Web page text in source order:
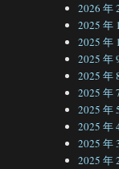
2026 年
2025 年
2025 年
2025 年
2025 年
2025 年
2025 年
2025 年
2025 年
2025 年